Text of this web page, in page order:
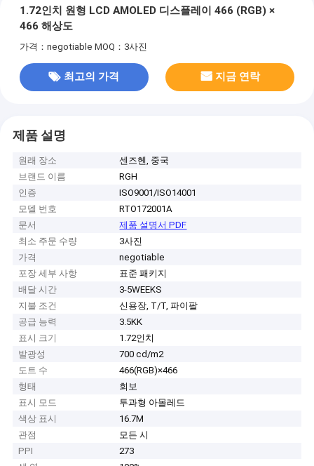
1.72인치 원형 LCD AMOLED 디스플레이 466 (RGB) ×
466 해상도
가격：negotiable MOQ：3사진
최고의 가격 지금 연락
제품 설명
원래 장소
센즈헨, 중국
브랜드 이름
RGH
인증
ISO9001/ISO14001
모델 번호
RTO172001A
문서
제품 설명서 PDF
최소 주문 수량
3사진
가격
negotiable
포장 세부 사항
표준 패키지
배달 시간
3-5WEEKS
지불 조건
신용장, T/T, 파이팔
공급 능력
3.5KK
표시 크기
1.72인치
발광성
700 cd/m2
도트 수
466(RGB)×466
형태
회보
표시 모드
투과형 아몰레드
색상 표시
16.7M
관점
모든 시
PPI
273